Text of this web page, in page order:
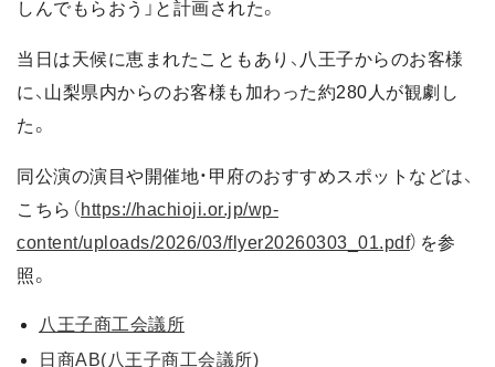
しんでもらおう」と計画された。
当日は天候に恵まれたこともあり、八王子からのお客様
に、山梨県内からのお客様も加わった約280人が観劇し
た。
同公演の演目や開催地・甲府のおすすめスポットなどは、
こちら（ https://hachioji.or.jp/wp-
content/uploads/2026/03/flyer20260303_01.pdf）を参
照。
八王子商工会議所
日商AB(八王子商工会議所)